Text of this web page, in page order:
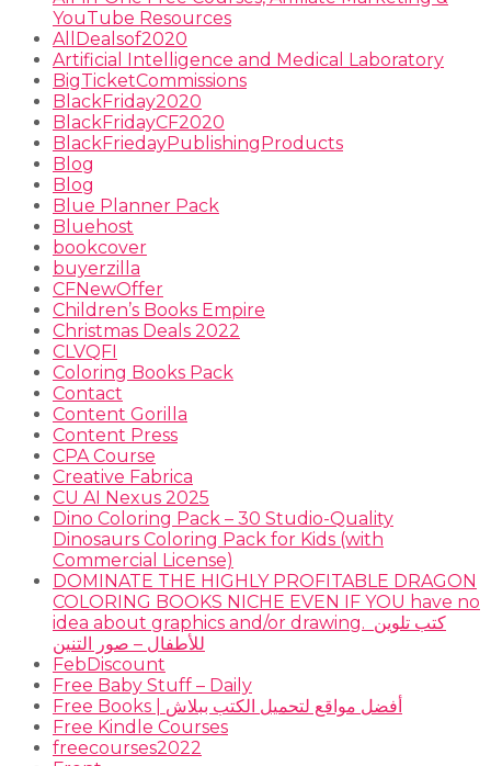
YouTube Resources
AllDealsof2020
Artificial Intelligence and Medical Laboratory
BigTicketCommissions
BlackFriday2020
BlackFridayCF2020
BlackFriedayPublishingProducts
Blog
Blog
Blue Planner Pack
Bluehost
bookcover
buyerzilla
CFNewOffer
Children’s Books Empire
Christmas Deals 2022
CLVQFI
Coloring Books Pack
Contact
Content Gorilla
Content Press
CPA Course
Creative Fabrica
CU AI Nexus 2025
Dino Coloring Pack – 30 Studio-Quality
Dinosaurs Coloring Pack for Kids (with
Commercial License)
DOMINATE THE HIGHLY PROFITABLE DRAGON
COLORING BOOKS NICHE EVEN IF YOU have no
idea about graphics and/or drawing. ​ كتب تلوين
للأطفال – صور التنين
FebDiscount
Free Baby Stuff – Daily
Free Books | أفضل مواقع لتحميل الكتب ببلاش
Free Kindle Courses
freecourses2022